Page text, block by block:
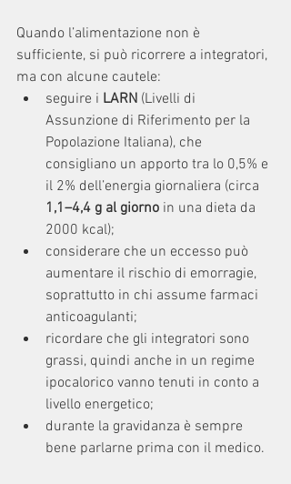
Quando l’alimentazione non è
sufficiente, si può ricorrere a integratori,
ma con alcune cautele:
seguire i LARN (Livelli di
Assunzione di Riferimento per la
Popolazione Italiana), che
consigliano un apporto tra lo 0,5% e
il 2% dell’energia giornaliera (circa
1,1–4,4 g al giorno in una dieta da
2000 kcal);
considerare che un eccesso può
aumentare il rischio di emorragie,
soprattutto in chi assume farmaci
anticoagulanti;
ricordare che gli integratori sono
grassi, quindi anche in un regime
ipocalorico vanno tenuti in conto a
livello energetico;
durante la gravidanza è sempre
bene parlarne prima con il medico.